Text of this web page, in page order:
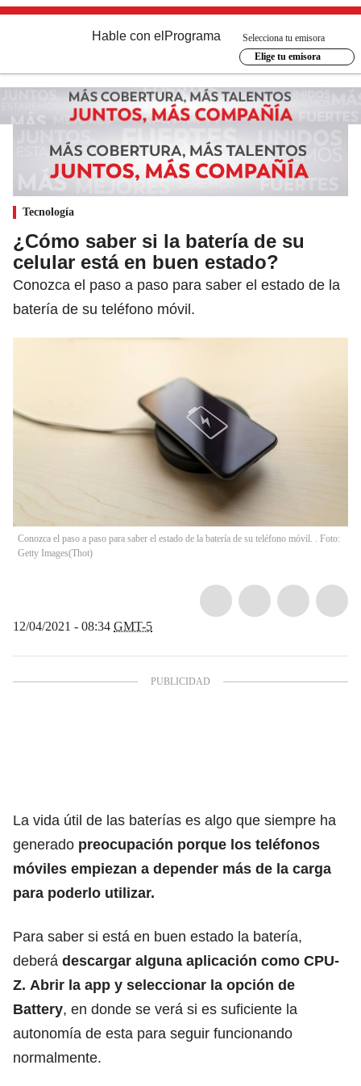
Hable con el Programa
Selecciona tu emisora
Elige tu emisora
Tecnología
¿Cómo saber si la batería de su
celular está en buen estado?
Conozca el paso a paso para saber el estado de la
batería de su teléfono móvil.
Conozca el paso a paso para saber el estado de la batería de su teléfono móvil. . Foto:
Getty Images(Thot)
12/04/2021 - 08:34 GMT-5
La vida útil de las baterías es algo que siempre ha
generado preocupación porque los teléfonos
móviles empiezan a depender más de la carga
para poderlo utilizar.
Para saber si está en buen estado la batería,
deberá descargar alguna aplicación como CPU-
Z. Abrir la app y seleccionar la opción de
Battery, en donde se verá si es suficiente la
autonomía de esta para seguir funcionando
normalmente.